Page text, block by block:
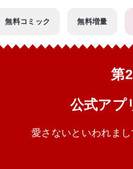
無料コミック 無料増量
第
公式アプ
愛さないといわれま